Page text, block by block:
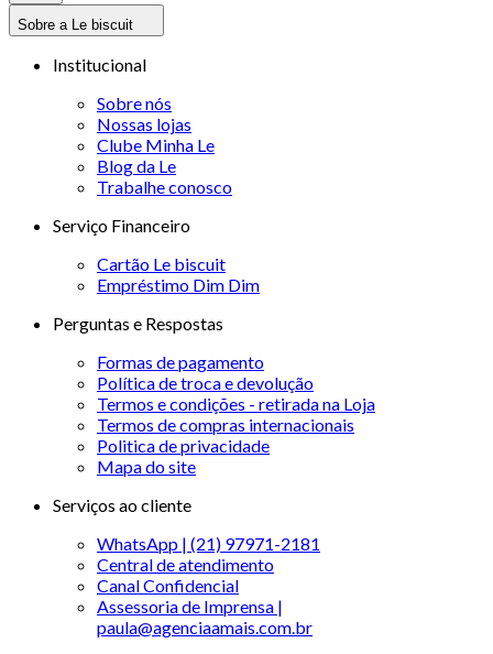
Sobre a Le biscuit
Institucional
Sobre nós
Nossas lojas
Clube Minha Le
Blog da Le
Trabalhe conosco
Serviço Financeiro
Cartão Le biscuit
Empréstimo Dim Dim
Perguntas e Respostas
Formas de pagamento
Política de troca e devolução
Termos e condições - retirada na Loja
Termos de compras internacionais
Politica de privacidade
Mapa do site
Serviços ao cliente
WhatsApp | (21) 97971-2181
Central de atendimento
Canal Confidencial
Assessoria de Imprensa |
paula@agenciaamais.com.br